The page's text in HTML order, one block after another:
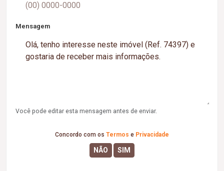
Mensagem
Você pode editar esta mensagem antes de enviar.
Concordo com os Termos e Privacidade